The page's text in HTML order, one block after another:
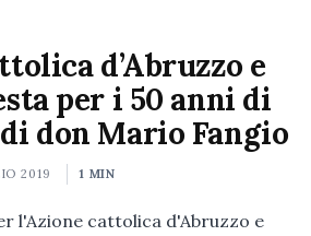
d’Abruzzo e
per i 50 anni di
don Mario Fangio
2019 1 MIN
l'Azione cattolica d'Abruzzo e